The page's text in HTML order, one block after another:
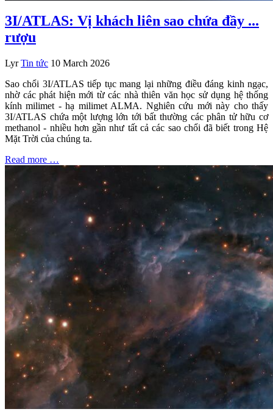
3I/ATLAS: Vị khách liên sao chứa đầy ...
rượu
Lyr Tin tức 10 March 2026
Sao chổi 3I/ATLAS tiếp tục mang lại những điều đáng kinh ngạc,
nhờ các phát hiện mới từ các nhà thiên văn học sử dụng hệ thống
kính milimet - hạ milimet ALMA. Nghiên cứu mới này cho thấy
3I/ATLAS chứa một lượng lớn tới bất thường các phân tử hữu cơ
methanol - nhiều hơn gần như tất cả các sao chổi đã biết trong Hệ
Mặt Trời của chúng ta.
Read more …